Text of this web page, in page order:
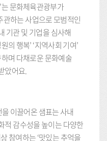
는 문화체육관광부가
하는 사업으로 모범적인
기관 및 기업을 심사해
의 행복’ ‘지역사회 기여’
며 다채로운 문화예술
았어요.
이끌어온 샘표는 사내
적 감수성을 높이는 다양한
참여하는 ‘맛있는 추억을